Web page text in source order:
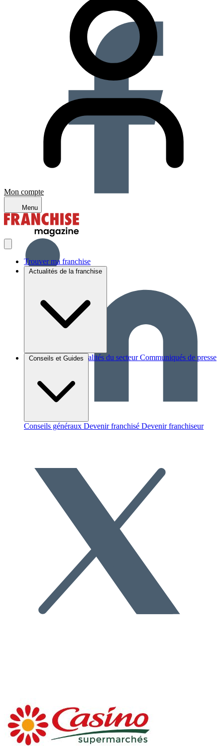
Mon compte
Menu
Trouver ma franchise
Actualités de la franchise
Brèves et actus Actualités du secteur Communiqués de presse
Conseils et Guides
Conseils généraux Devenir franchisé Devenir franchiseur